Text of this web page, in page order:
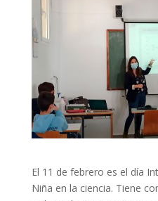
El 11 de febrero es el día
Niña en la ciencia. Tiene